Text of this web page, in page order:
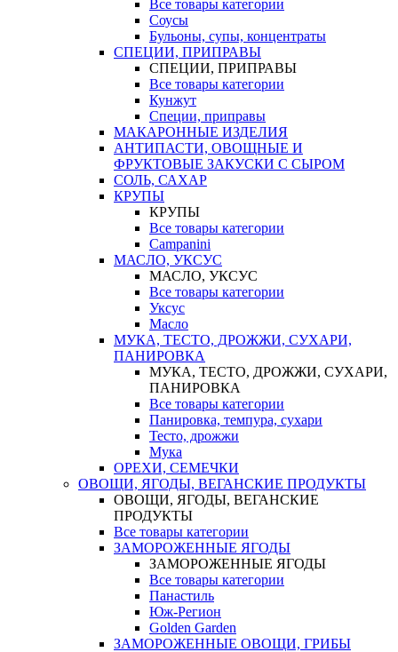
Все товары категории
Соусы
Бульоны, супы, концентраты
СПЕЦИИ, ПРИПРАВЫ
СПЕЦИИ, ПРИПРАВЫ
Все товары категории
Кунжут
Специи, приправы
МАКАРОННЫЕ ИЗДЕЛИЯ
АНТИПАСТИ, ОВОЩНЫЕ И
ФРУКТОВЫЕ ЗАКУСКИ С СЫРОМ
СОЛЬ, САХАР
КРУПЫ
КРУПЫ
Все товары категории
Campanini
МАСЛО, УКСУС
МАСЛО, УКСУС
Все товары категории
Уксус
Масло
МУКА, ТЕСТО, ДРОЖЖИ, СУХАРИ,
ПАНИРОВКА
МУКА, ТЕСТО, ДРОЖЖИ, СУХАРИ,
ПАНИРОВКА
Все товары категории
Панировка, темпура, сухари
Тесто, дрожжи
Мука
ОРЕХИ, СЕМЕЧКИ
ОВОЩИ, ЯГОДЫ, ВЕГАНСКИЕ ПРОДУКТЫ
ОВОЩИ, ЯГОДЫ, ВЕГАНСКИЕ
ПРОДУКТЫ
Все товары категории
ЗАМОРОЖЕННЫЕ ЯГОДЫ
ЗАМОРОЖЕННЫЕ ЯГОДЫ
Все товары категории
Панастиль
Юж-Регион
Golden Garden
ЗАМОРОЖЕННЫЕ ОВОЩИ, ГРИБЫ